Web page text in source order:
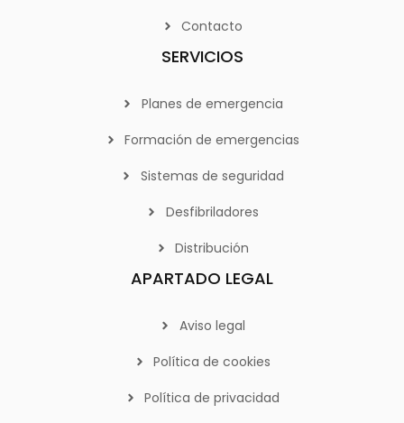
Contacto
SERVICIOS
Planes de emergencia
Formación de emergencias
Sistemas de seguridad
Desfibriladores
Distribución
APARTADO LEGAL
Aviso legal
Política de cookies
Política de privacidad